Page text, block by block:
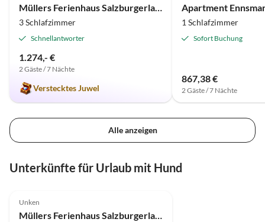
Müllers Ferienhaus Salzburgerland
3 Schlafzimmer
Schnellantworter
1.274,- €
2 Gäste / 7 Nächte
Verstecktes Juwel
Apartment
1 Schlafzimmer
Sofort Buchung
867,38 €
2 Gäste / 7 Nächte
Alle anzeigen
Unterkünfte für Urlaub mit Hund
Unken
Müllers Ferienhaus Salzburgerland